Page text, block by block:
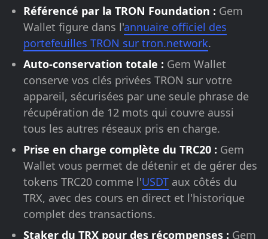
Référencé par la TRON Foundation : Gem
Wallet figure dans l'annuaire officiel des
portefeuilles TRON sur tron.network.
Auto-conservation totale : Gem Wallet
conserve vos clés privées TRON sur votre
appareil, sécurisées par une seule phrase de
récupération de 12 mots qui couvre aussi
tous les autres réseaux pris en charge.
Prise en charge complète du TRC20 : Gem
Wallet vous permet de détenir et de gérer des
tokens TRC20 comme l'USDT aux côtés du
TRX, avec des cours en direct et l'historique
complet des transactions.
Staker du TRX pour des récompenses : Gem